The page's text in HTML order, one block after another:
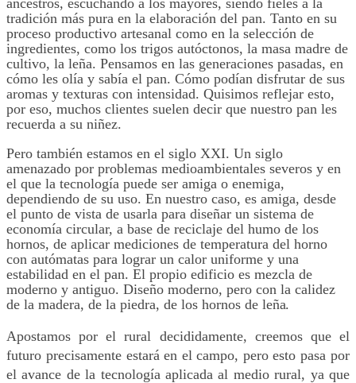
tradición más pura en la elaboración del pan. Tanto en su
proceso productivo artesanal como en la selección de
ingredientes, como los trigos autóctonos, la masa madre de
cultivo, la leña. Pensamos en las generaciones pasadas, en
cómo les olía y sabía el pan. Cómo podían disfrutar de sus
aromas y texturas con intensidad. Quisimos reflejar esto,
por eso, muchos clientes suelen decir que nuestro pan les
recuerda a su niñez.
Pero también estamos en el siglo XXI. Un siglo
amenazado por problemas medioambientales severos y en
el que la tecnología puede ser amiga o enemiga,
dependiendo de su uso. En nuestro caso, es amiga, desde
el punto de vista de usarla para diseñar un sistema de
economía circular, a base de reciclaje del humo de los
hornos, de aplicar mediciones de temperatura del horno
con autómatas para lograr un calor uniforme y una
estabilidad en el pan. El propio edificio es mezcla de
moderno y antiguo. Diseño moderno, pero con la calidez
de la madera, de la piedra, de los hornos de leña.
Apostamos por el rural decididamente, creemos que el
futuro precisamente estará enel campo, pero esto pasa por
el avance de la tecnología aplicada al medio rural, ya que